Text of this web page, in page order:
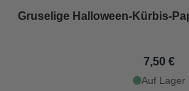
Gruselige Halloween-Kürbis-
7,50 €
Auf Lager